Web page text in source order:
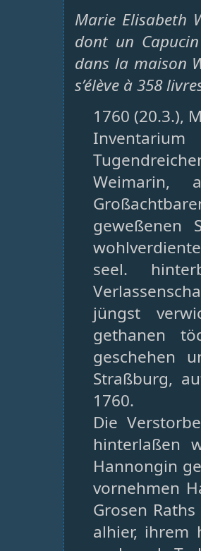
Marie Elisabeth
dont un
dans la maison
s’élève à 358
1760 (20.3.),
Weimarin,
geweßenen
seel.
jüngst
gethanen
geschehen
Straßburg,
1760.
Die
hinterlaßen
Hannongin
vornehmen
Grosen
alhier, ihrem